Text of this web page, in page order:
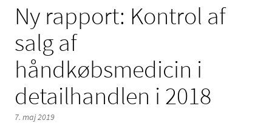
Ny rapport: Kontrol af
salg af
håndkøbsmedicin i
detailhandlen i 2018
7. maj 2019